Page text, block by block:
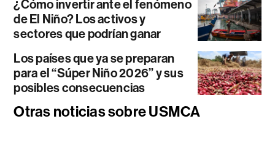
¿Cómo invertir ante el fenómeno
de El Niño? Los activos y
sectores que podrían ganar
Los países que ya se preparan
para el “Súper Niño 2026” y sus
posibles consecuencias
Otras noticias sobre USMCA